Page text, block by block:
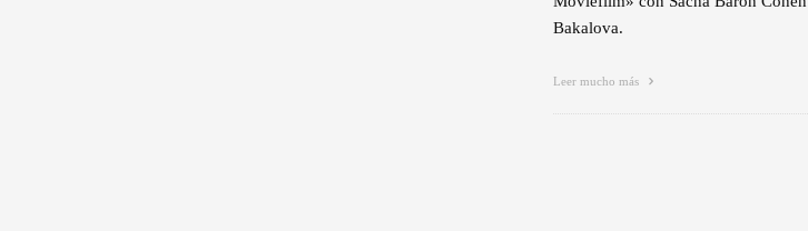
Bakalova.
Leer mucho más